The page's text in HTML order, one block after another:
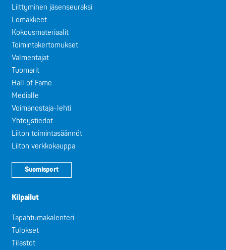
Liittyminen jäsenseuraksi
Lomakkeet
Kokousmateriaalit
Toimintakertomukset
Valmentajat
Tuomarit
Hall of Fame
Medialle
Voimanostaja-lehti
Yhteystiedot
Liiton toimintasäännöt
Liiton verkkokauppa
Suomisport
Kilpailut
Tapahtumakalenteri
Tulokset
Tilastot